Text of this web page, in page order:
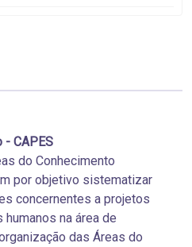
- CAPES
do Conhecimento
por objetivo sistematizar
concernentes a projetos
na área de
das Áreas do